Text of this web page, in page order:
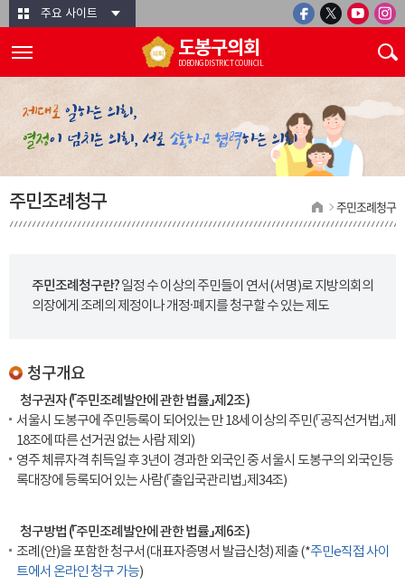
본문바로가기주요 사이트
도봉구의회
DOBONG DISTRICT COUNCIL
주민조례청구 주민조례청구
주민조례청구란?일정 수 이상의 주민들이 연서(서명)로 지방의회의
의장에게 조례의 제정이나 개정·폐지를 청구할 수 있는 제도
청구개요
청구권자 (「주민조례발안에 관한 법률」 제2조)
서울시 도봉구에 주민등록이 되어있는 만 18세 이상의 주민(「공직선거법」 제
18조에 따른 선거권 없는 사람 제외)
영주 체류자격 취득일 후 3년이 경과한 외국인 중 서울시 도봉구의 외국인등
록대장에 등록되어 있는 사람(「출입국관리법」 제34조)
청구방법 (「주민조례발안에 관한 법률」 제6조)
조례(안)을 포함한 청구서(대표자증명서 발급신청) 제출 (*주민e직접 사이
트에서 온라인 청구 가능)